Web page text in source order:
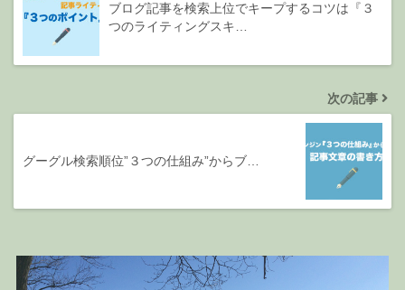
ブログ記事を検索上位でキープするコツは『３
つのライティングスキ…
次の記事
グーグル検索順位”３つの仕組み”からブ…